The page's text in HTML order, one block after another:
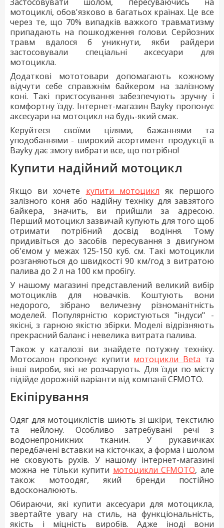
мотоциклі, обов'язково в багатьох країнах. Це все
через те, що 70% випадків важкого травматизму
припадають на пошкодження голови. Серйозних
травм вдалося б уникнути, якби райдери
застосовували спеціальні аксесуари для
мотоцикла.
Додаткові мототовари допомагають кожному
відчути себе справжнім байкером на залізному
коні. Такі пристосування забезпечують зручну і
комфортну їзду. Інтернет-магазин Bayky пропонує
аксесуари на мотоцикл на будь-який смак.
Керуйтеся своїми цілями, бажаннями та
уподобаннями - широкий асортимент продукції в
Bayky дає змогу вибрати все, що потрібно!
Купити надійний мотоцикл
Якщо ви хочете купити мотоцикл як першого
залізного коня або надійну техніку для завзятого
байкера, значить, ви прийшли за адресою.
Перший мотоцикл зазвичай купують для того щоб
отримати потрібний досвід водіння. Тому
придивіться до засобів пересування з двигуном
об'ємом у межах 125-150 куб. см. Такі мотоцикли
розганяються до швидкості 90 км/год з витратою
палива до 2 л на 100 км пробігу.
У нашому магазині представлений великий вибір
мотоциклів для новачків. Коштують вони
недорого, зібрано величезну різноманітність
моделей. Популярністю користуються "індуси" -
якісні, з гарною якістю збірки. Моделі відрізняють
прекрасний баланс і невелика витрата палива.
Також у каталозі ви знайдете потужну техніку.
Мотосалон пропонує купити мотоцикли Beta та
інші вироби, які не розчарують. Для їзди по місту
підійде дорожній варіанти від компанії CFMOTO.
Екіпірування
Одяг для мотоциклістів шиють зі шкіри, текстилю
та нейлону. Особливо затребувані речі з
водонепроникних тканин. У рукавичках
передбачені вставки на кісточках, а форма і шолом
не сковують рухів. У нашому інтернет-магазині
можна не тільки купити мотоцикли СFMOTO, але
також мотоодяг, який бренди постійно
вдосконалюють.
Обираючи, які купити аксесуари для мотоцикла,
звертайте увагу на стиль, на функціональність,
якість і міцність виробів. Адже іноді вони